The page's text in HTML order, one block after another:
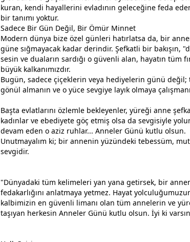
kuran, kendi hayallerini evladının geleceğine feda
bir tanımı yoktur.
Sadece Bir Gün Değil, Bir Ömür Minnet
Modern dünya bize özel günleri hatırlatsa da, bir anne
güne sığmayacak kadar derindir. Şefkatli bir bakışın,
sesin ve duaların sardığı o güvenli alan, hayatın tüm
büyük kalkanımızdır.
Bugün, sadece çiçeklerin veya hediyelerin günü değil;
gönül almanın ve o yüce sevgiye layık olmaya
Başta evlatlarını özlemle bekleyenler, yüreği anne
kadınlar ve ebediyete göç etmiş olsa da sevgisiyle
devam eden o aziz ruhlar... Anneler Günü kutlu olsun.
Unutmayalım ki; bir annenin yüzündeki tebessüm,
sevgidir.
"Dünyadaki tüm kelimeleri yan yana getirsek, bir anne
fedakarlığını anlatmaya yetmez. Hayat
kalbimizin en güvenli limanı olan tüm annelerin ve
taşıyan herkesin Anneler Günü kutlu olsun. İyi ki